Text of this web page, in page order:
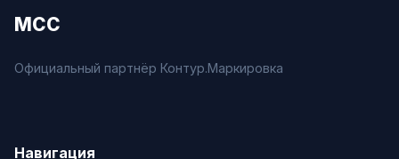
МСС
Официальный партнёр Контур.Маркировка
Навигация